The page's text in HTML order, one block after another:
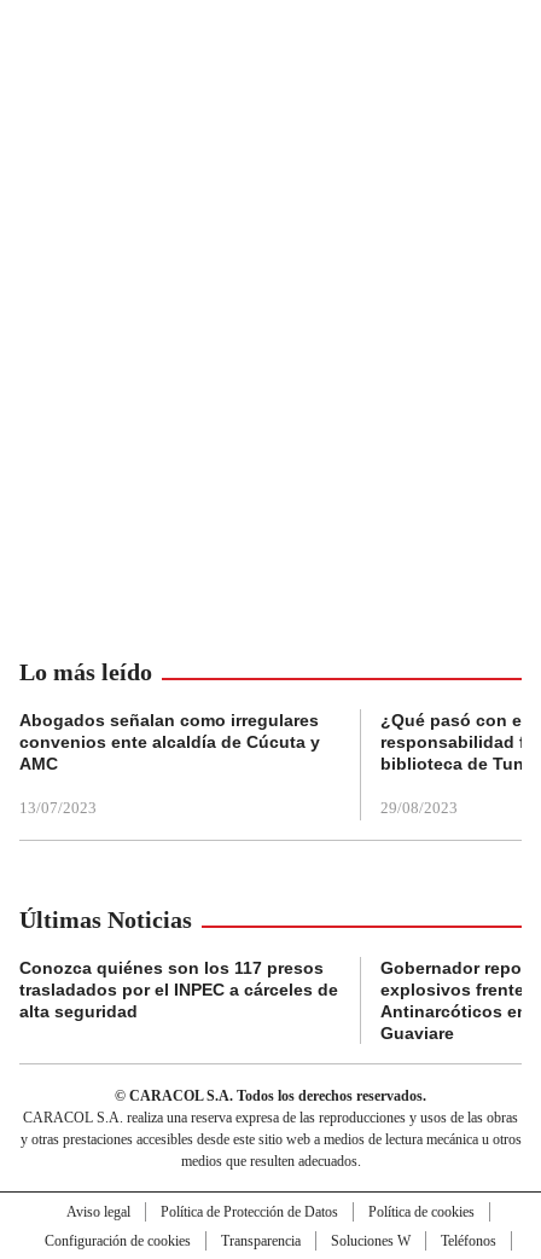
Lo más leído
Abogados señalan como irregulares
convenios ente alcaldía de Cúcuta y
AMC
13/07/2023
¿Qué pasó con el
responsabilidad
biblioteca de
29/08/2023
Últimas Noticias
Conozca quiénes son los 117 presos
trasladados por el INPEC a cárceles de
alta seguridad
Gobernador
explosivos frente a
Antinarcóticos en
Guaviare
© CARACOL S.A. Todos los derechos reservados.
CARACOL S.A. realiza una reserva expresa de las reproducciones y usos de las obras
y otras prestaciones accesibles desde este sitio web a medios de lectura mecánica u otros
medios que resulten adecuados.
Aviso legal Política de Protección de Datos
Política de cookies
Configuración de cookies
Transparencia Soluciones W
Teléfonos